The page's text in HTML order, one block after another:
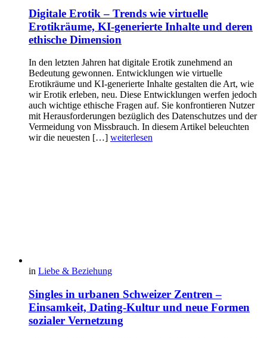
Digitale Erotik – Trends wie virtuelle
Erotikräume, KI-generierte Inhalte und deren
ethische Dimension
In den letzten Jahren hat digitale Erotik zunehmend an
Bedeutung gewonnen. Entwicklungen wie virtuelle
Erotikräume und KI-generierte Inhalte gestalten die Art, wie
wir Erotik erleben, neu. Diese Entwicklungen werfen jedoch
auch wichtige ethische Fragen auf. Sie konfrontieren Nutzer
mit Herausforderungen bezüglich des Datenschutzes und der
Vermeidung von Missbrauch. In diesem Artikel beleuchten
wir die neuesten […] weiterlesen
in Liebe & Beziehung
Singles in urbanen Schweizer Zentren –
Einsamkeit, Dating-Kultur und neue Formen
sozialer Vernetzung